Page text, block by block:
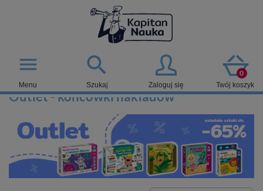

Szukaj Zaloguj się
0
Twój koszyk
menu
Menu
Outlet - końcówki nakładów